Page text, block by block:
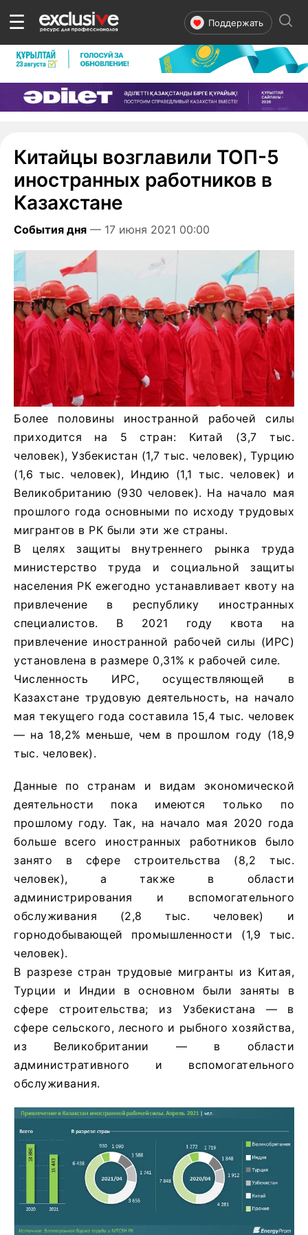
☰ Поддержать
Китайцы возглавили ТОП-5
иностранных работников в
Казахстане
События дня — 17 июня 2021 00:00
Более половины иностранной рабочей силы
приходится на 5 стран: Китай (3,7 тыс.
человек), Узбекистан (1,7 тыс. человек), Турцию
(1,6 тыс. человек), Индию (1,1 тыс. человек) и
Великобританию (930 человек). На начало мая
прошлого года основными по исходу трудовых
мигрантов в РК были эти же страны.
В целях защиты внутреннего рынка труда
министерство труда и социальной защиты
населения РК ежегодно устанавливает квоту на
привлечение в республику иностранных
специалистов. В 2021 году квота на
привлечение иностранной рабочей силы (ИРС)
установлена в размере 0,31% к рабочей силе.
Численность ИРС, осуществляющей в
Казахстане трудовую деятельность, на начало
мая текущего года составила 15,4 тыс. человек
— на 18,2% меньше, чем в прошлом году (18,9
тыс. человек).
Данные по странам и видам экономической
деятельности пока имеются только по
прошлому году. Так, на начало мая 2020 года
больше всего иностранных работников было
занято в сфере строительства (8,2 тыс.
человек), а также в области
администрирования и вспомогательного
обслуживания (2,8 тыс. человек) и
горнодобывающей промышленности (1,9 тыс.
человек).
В разрезе стран трудовые мигранты из Китая,
Турции и Индии в основном были заняты в
сфере строительства; из Узбекистана — в
сфере сельского, лесного и рыбного хозяйства,
из Великобритании — в области
административного и вспомогательного
обслуживания.